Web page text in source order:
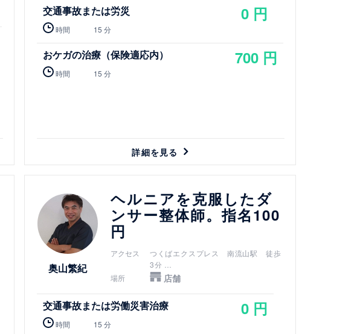
交通事故または労災
時間 15 分
0 円
おケガの治療（保険適応内）
時間 15 分
700 円
詳細を見る
奥山繁紀
ヘルニアを克服したダ
ンサー整体師。指名100
円
アクセス
つくばエクスプレス 南流山駅 徒歩
3分
武蔵野線 南流山駅 徒歩3分
場所 店舗
交通事故または労働災害治療
時間 15 分
0 円